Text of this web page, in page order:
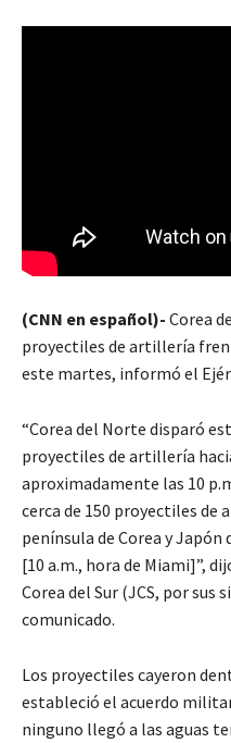
(CNN en español)- Corea
proyectiles de artillería
este martes, informó el
“Corea del Norte disparó
proyectiles de artillería
aproximadamente las 10
cerca de 150 proyectiles de
península de Corea y Japón
[10 a.m., hora de Miami]”,
Corea del Sur (JCS, por sus
comunicado.
Los proyectiles cayeron
estableció el acuerdo
ninguno llegó a las aguas